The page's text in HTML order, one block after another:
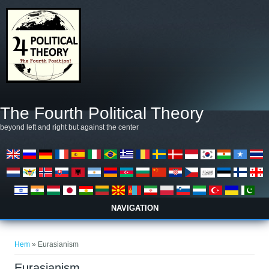
The Fourth Political Theory
beyond left and right but against the center
NAVIGATION
Hem » Eurasianism